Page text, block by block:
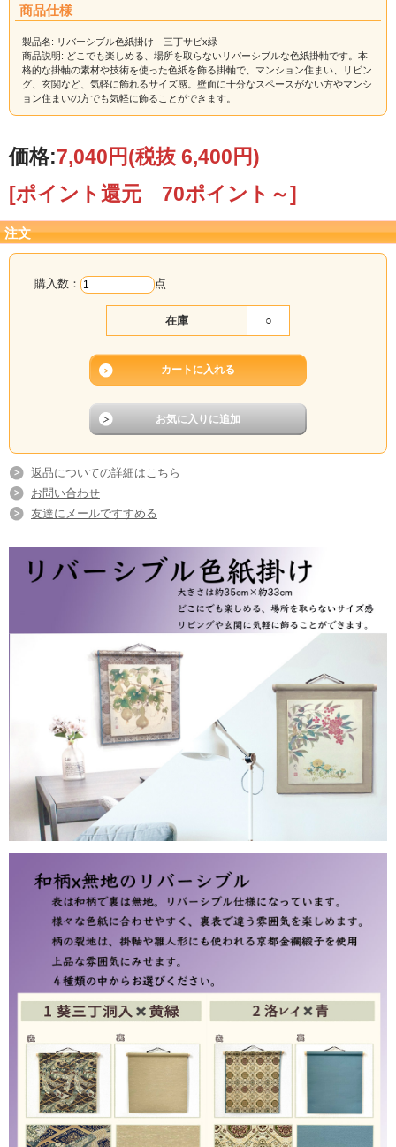
掛軸です。
本格的な掛軸の素材や技術を使った色紙を飾る掛軸で、
マンション住まい、リビング、玄関など、気軽に飾れる
サイズ感。
壁面に十分なスペースがない方やマンション住まいの方
サイズは縦35cm×横33cm
色紙(27.2cm×24.2cm)を入れると、３cmほど囲うように
1/4サイズの色紙が飾れる糸もつけました。
高級感あふれる裂地の反対は無地の裂地で仕上ていま
す。
色紙が1番合わせやすい柄です。
青が良いアクセントになり、落ち着いた印象を崩さず色
紙を際立たせてくれます！
商品仕様
製品名: リバーシブル色紙掛け 三丁サビx緑
商品説明: どこでも楽しめる、場所を取らないリバーシブルな色紙掛軸です。本
格的な掛軸の素材や技術を使った色紙を飾る掛軸で、マンション住まい、リビン
グ、玄関など、気軽に飾れるサイズ感。壁面に十分なスペースがない方やマンシ
ョン住まいの方でも気軽に飾ることができます。
価格:7,040円(税抜 6,400円)
[ポイント還元 70ポイント～]
注文
購入数： 点
在庫 ○
返品についての詳細はこちら
お問い合わせ
友達にメールですすめる